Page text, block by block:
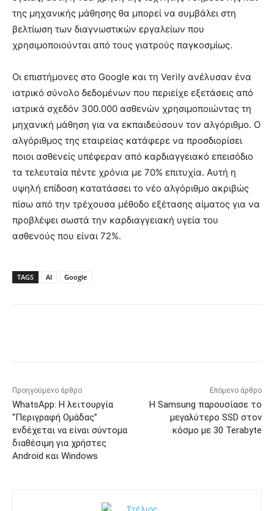
της μηχανικής μάθησης θα μπορεί να συμβάλει στη
βελτίωση των διαγνωστικών εργαλείων που
χρησιμοποιούνται από τους γιατρούς παγκοσμίως.
Οι επιστήμονες στο Google και τη Verily ανέλυσαν ένα
ιατρικό σύνολο δεδομένων που περιείχε εξετάσεις από
ιατρικά σχεδόν 300.000 ασθενών χρησιμοποιώντας τη
μηχανική μάθηση για να εκπαιδεύσουν τον αλγόριθμο. Ο
αλγόριθμος της εταιρείας κατάφερε να προσδιορίσει
ποιοι ασθενείς υπέφεραν από καρδιαγγειακό επεισόδιο
τα τελευταία πέντε χρόνια με 70% επιτυχία. Αυτή η
υψηλή επίδοση κατατάσσει το νέο αλγόριθμο ακριβώς
πίσω από την τρέχουσα μέθοδο εξέτασης αίματος για να
προβλέψει σωστά την καρδιαγγειακή υγεία του
ασθενούς που είναι 72%.
TAGS AI Google
Προηγούμενο άρθρο
WhatsApp: Η λειτουργία
“Περιγραφή Ομάδας”
ενδέχεται να είναι σύντομα
διαθέσιμη για χρήστες
Android και Windows
Επόμενο άρθρο
Η Samsung παρουσίασε το
μεγαλύτερο SSD στον
κόσμο με 30 Terabyte